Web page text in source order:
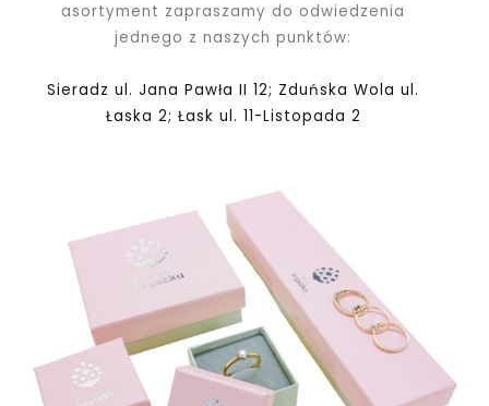
asortyment zapraszamy do odwiedzenia
jednego z naszych punktów:
Sieradz ul. Jana Pawła II 12; Zduńska Wola ul.
Łaska 2; Łask ul. 11-Listopada 2